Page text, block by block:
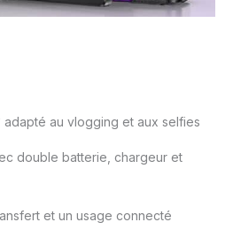
adapté au vlogging et aux selfies
double batterie, chargeur et
et un usage connecté